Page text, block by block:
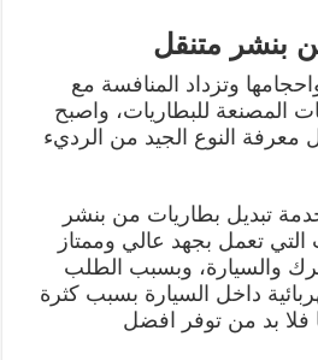
بنشر متنقل
وتزداد المنافسة مع
المصنعة للبطاريات، واصبح
النوع الجيد من الرديء
تبديل بطاريات من بنشر
التي تعمل بجهد عالي وممتاز
والسيارة، وبسبب الطلب
داخل السيارة بسبب كثرة
فلا بد من توفر افضل